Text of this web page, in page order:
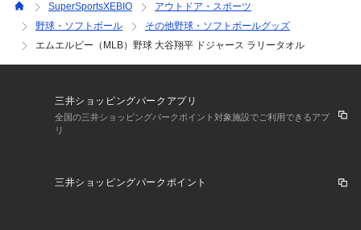
SuperSportsXEBIO
アウトドア・スポーツ
野球・ソフトボール
その他野球・ソフトボールグッズ
エムエルビー（MLB）野球 大谷翔平 ドジャース ラリータオル
三井ショッピングパークアプリ
全国の三井ショッピングパークポイント対象施設でご利用できるアプ
リ
三井ショッピングパークポイント